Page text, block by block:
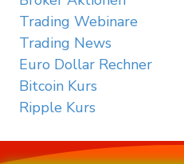
Trading Webinare
Trading News
Euro Dollar Rechner
Bitcoin Kurs
Ripple Kurs